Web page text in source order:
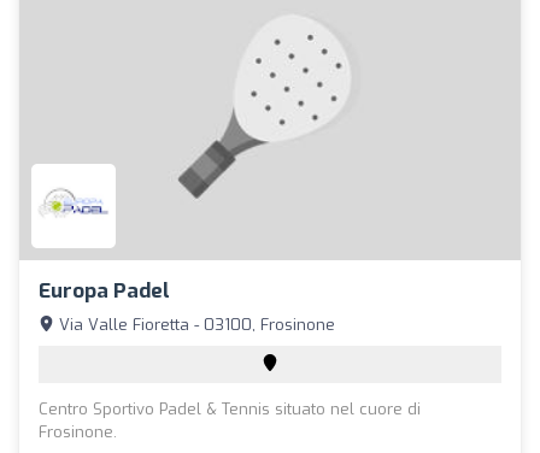
Europa Padel
Via Valle Fioretta - 03100, Frosinone
Centro Sportivo Padel & Tennis situato nel cuore di
Frosinone.